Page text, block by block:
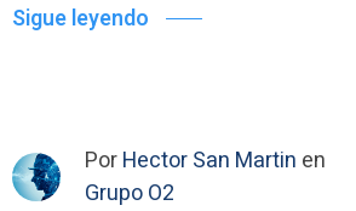
Sigue leyendo
PorHector San Martin en
Grupo O2